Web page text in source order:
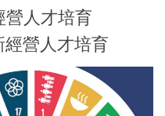
人才培育
才培育